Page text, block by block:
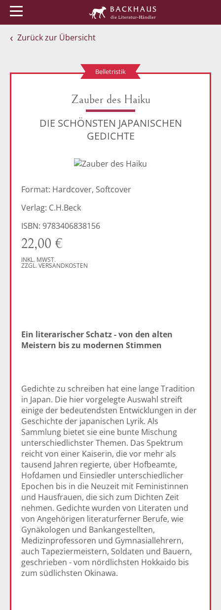
Zurück zur Übersicht
Belletristik
Zauber des Haiku
DIE SCHÖNSTEN JAPANISCHEN
GEDICHTE
Format: Hardcover, Softcover
Verlag: C.H.Beck
ISBN: 9783406838156
22,00 €
INKL. MWST.
ZZGL. VERSANDKOSTEN
Ein literarischer Schatz - von den alten
Meistern bis zu modernen Stimmen
Gedichte zu schreiben hat eine lange Tradition
in Japan. Die hier vorgelegte Auswahl streift
einige der bedeutendsten Entwicklungen in der
Geschichte der japanischen Lyrik. Als
Sammlung bietet sie eine bunte Mischung
unterschiedlichster Themen. Das Spektrum
reicht von einer Kaiserin, die vor mehr als
tausend Jahren regierte, über Hofbeamte,
Hofdamen und Einsiedler unterschiedlicher
Epochen bis in die Neuzeit mit Feministinnen
und Hausfrauen, die sich zum Dichten Zeit
nehmen. Gedichte wurden von Literaten und
von Angehörigen literaturferner Berufe, wie
Gynäkologen und Bankangestellten,
Medizinprofessoren und Gymnasiallehrern,
auch Tapeziermeistern, Soldaten und Bauern,
geschrieben - vom nördlichsten Hokkaido bis
zum südlichsten Okinawa.